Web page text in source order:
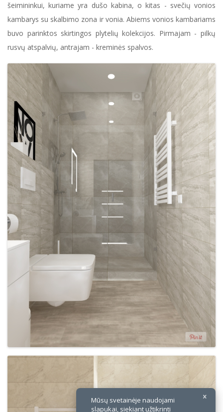
šeimininkui, kuriame yra dušo kabina, o kitas - svečių vonios
kambarys su skalbimo zona ir vonia. Abiems vonios kambariams
buvo parinktos skirtingos plytelių kolekcijos. Pirmajam - pilkų
rusvų atspalvių, antrajam - kreminės spalvos.
Mūsų svetainėje naudojami
slapukai, siekiant užtikrinti